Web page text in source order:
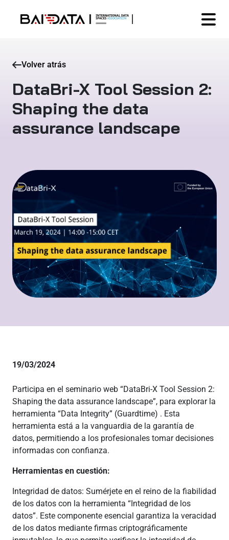
Volver atrás
DataBri-X Tool Session 2:
Shaping the data
assurance landscape
19/03/2024
Participa en el seminario web “DataBri-X Tool Session 2:
Shaping the data assurance landscape”, para explorar la
herramienta “Data Integrity” (Guardtime) . Esta
herramienta está a la vanguardia de la garantía de
datos, permitiendo a los profesionales tomar decisiones
informadas con confianza.
Herramientas en cuestión:
Integridad de datos: Sumérjete en el reino de la fiabilidad
de los datos con la herramienta “Integridad de los
datos”. Este componente esencial garantiza la veracidad
de los datos mediante firmas criptográficamente